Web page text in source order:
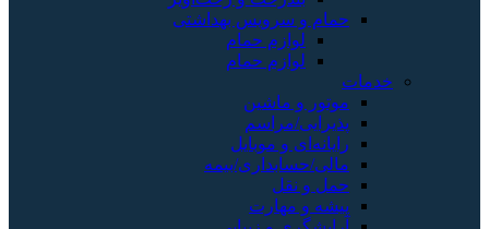
حمام و سرویس بهداشتی
لوازم حمام
لوازم حمام
خدمات
موتور و ماشین
پذیرایی/مراسم
رایانه‌ای و موبایل
مالی/حسابداری/بیمه
حمل و نقل
پیشه و مهارت